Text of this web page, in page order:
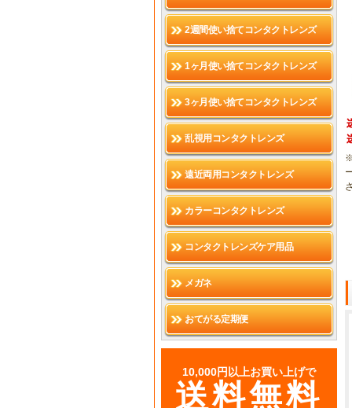
2週間使い捨てコンタクトレンズ
1ヶ月使い捨てコンタクトレンズ
3ヶ月使い捨てコンタクトレンズ
乱視用コンタクトレンズ
遠近両用コンタクトレンズ
カラーコンタクトレンズ
コンタクトレンズケア用品
メガネ
おてがる定期便
10,000円以上お買い上げで
送料無料